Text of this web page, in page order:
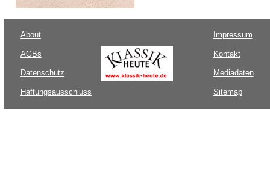
About
AGBs
Datenschutz
Haftungsausschluss
Impressum
Kontakt
Mediadaten
Sitemap